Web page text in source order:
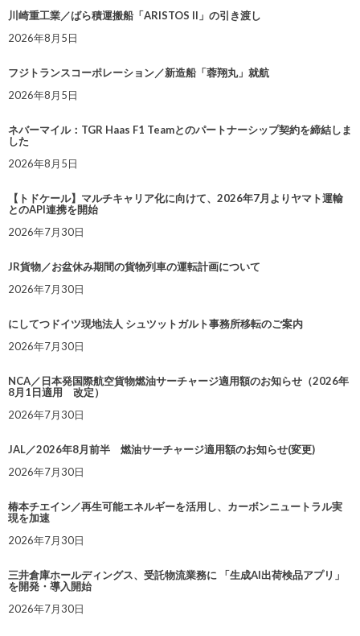
川崎重工業／ばら積運搬船「ARISTOS II」の引き渡し
2026年8月5日
フジトランスコーポレーション／新造船「蓉翔丸」就航
2026年8月5日
ネバーマイル：TGR Haas F1 Teamとのパートナーシップ契約を締結しま
した
2026年8月5日
【トドケール】マルチキャリア化に向けて、2026年7月よりヤマト運輸
とのAPI連携を開始
2026年7月30日
JR貨物／お盆休み期間の貨物列車の運転計画について
2026年7月30日
にしてつドイツ現地法人 シュツットガルト事務所移転のご案内
2026年7月30日
NCA／日本発国際航空貨物燃油サーチャージ適用額のお知らせ（2026年
8月1日適用 改定）
2026年7月30日
JAL／2026年8月前半 燃油サーチャージ適用額のお知らせ(変更)
2026年7月30日
椿本チエイン／再生可能エネルギーを活用し、カーボンニュートラル実
現を加速
2026年7月30日
三井倉庫ホールディングス、受託物流業務に 「生成AI出荷検品アプリ」
を開発・導入開始
2026年7月30日